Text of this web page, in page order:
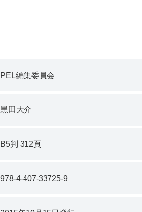
PEL編集委員会
黒田大介
B5判 312頁
978-4-407-33725-9